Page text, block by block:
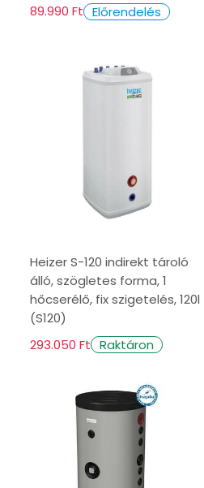
89.990 Ft Előrendelés
Heizer S-120 indirekt tároló
álló, szögletes forma, 1
hőcserélő, fix szigetelés, 120l
(S120)
293.050 Ft Raktáron